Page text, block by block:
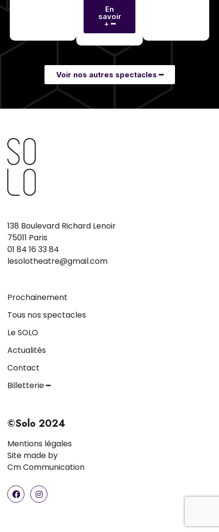
En
savoir
+ ━
Voir nos autres spectacles ━
138 Boulevard Richard Lenoir
75011 Paris
01 84 16 33 84
lesolotheatre@gmail.com
Prochainement
Tous nos spectacles
Le SOLO
Actualités
Contact
Billetterie ━
©Solo 2024
Mentions légales
Site made by
Cm Communication